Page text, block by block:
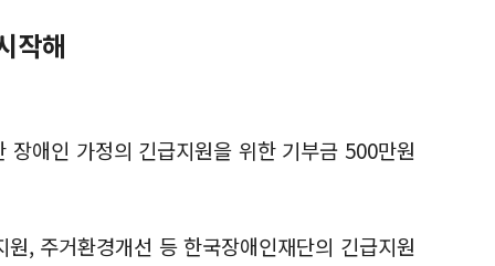
작해
애인 가정의 긴급지원을 위한 기부금 500만원
, 주거환경개선 등 한국장애인재단의 긴급지원